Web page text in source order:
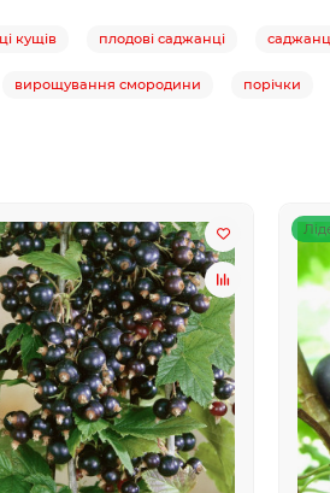
кущів плодові саджанці
вирощування смородини порічки